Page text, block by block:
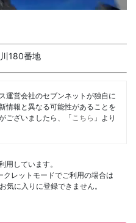
180番地
運営会社のセブンネットが独自に
情報と異なる可能性があることを
ございましたら、「 こちら 」より
用しています。
レットモードでご利用の場合は
に入りに登録できません。